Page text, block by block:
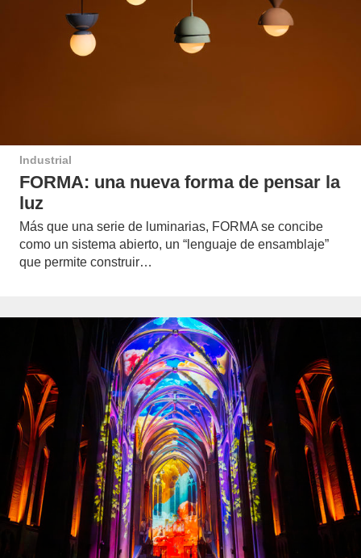
Industrial
FORMA: una nueva forma de pensar la
luz
Más que una serie de luminarias, FORMA se concibe
como un sistema abierto, un “lenguaje de ensamblaje”
que permite construir…